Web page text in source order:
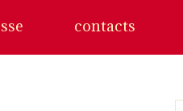
contacts